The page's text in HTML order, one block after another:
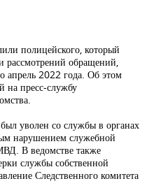
полицейского, который
рассмотрений обращений,
2022 года. Об этом
на пресс-службу
уволен со службы в органах
нарушением служебной
В ведомстве также
службы собственной
Следственного комитета